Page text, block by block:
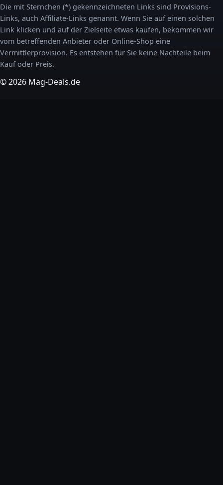
Die mit Sternchen (*) gekennzeichneten Links sind Provisions-
Links, auch Affiliate-Links genannt. Wenn Sie auf einen solchen
Link klicken und auf der Zielseite etwas kaufen, bekommen wir
vom betreffenden Anbieter oder Online-Shop eine
Vermittlerprovision. Es entstehen für Sie keine Nachteile beim
Kauf oder Preis.
© 2026 Mag-Deals.de